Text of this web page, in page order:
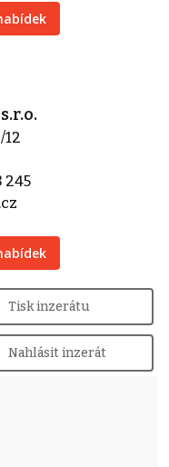
245
Tisk inzerátu
Nahlásit inzerát